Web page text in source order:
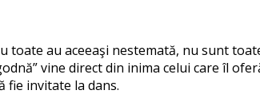
au aceeaşi nestemată, nu sunt
vine direct din inima celui care îl
fie invitate la dans.